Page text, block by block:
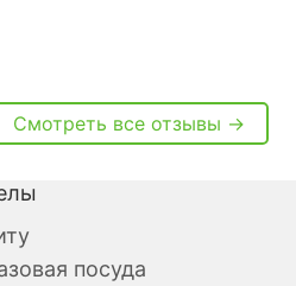
Смотреть все отзывы →
посуда